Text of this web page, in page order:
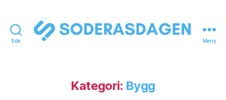
Sök Meny
Kategori: Bygg